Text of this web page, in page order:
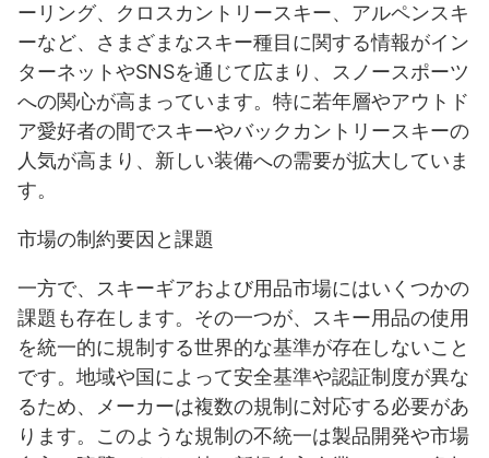
ーリング、クロスカントリースキー、アルペンスキ
ーなど、さまざまなスキー種目に関する情報がイン
ターネットやSNSを通じて広まり、スノースポーツ
への関心が高まっています。特に若年層やアウトド
ア愛好者の間でスキーやバックカントリースキーの
人気が高まり、新しい装備への需要が拡大していま
す。
市場の制約要因と課題
一方で、スキーギアおよび用品市場にはいくつかの
課題も存在します。その一つが、スキー用品の使用
を統一的に規制する世界的な基準が存在しないこと
です。地域や国によって安全基準や認証制度が異な
るため、メーカーは複数の規制に対応する必要があ
ります。このような規制の不統一は製品開発や市場